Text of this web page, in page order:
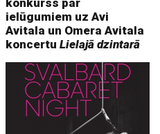
ielūgumiem uz Avi
Avitala un Omera Avitala
koncertuLielajā dzintarā